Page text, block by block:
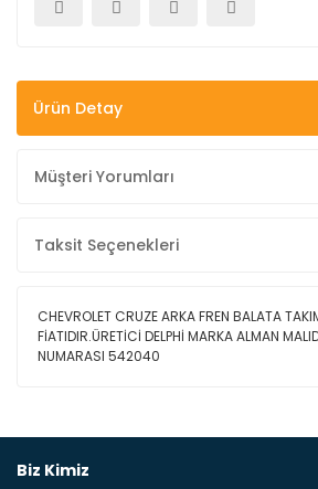
Ürün Detay
Müşteri Yorumları
Taksit Seçenekleri
CHEVROLET CRUZE ARKA FREN BALATA
FİATIDIR.ÜRETİCİ DELPHİ MARKA ALMAN
NUMARASI 542040
Biz Kimiz